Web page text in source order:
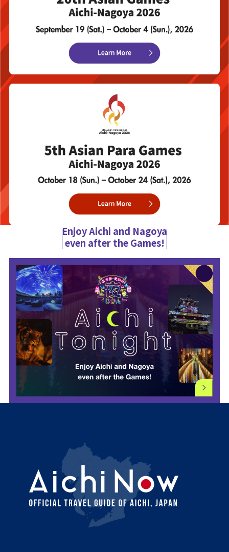
Enjoy Aichi and Nagoya
even after the Games!